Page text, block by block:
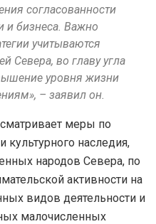
согласованности
и бизнеса. Важно
учитываются
Севера, во главу угла
уровня жизни
– заявил он.
меры по
культурного наследия,
народов Севера, по
активности на
видов деятельности и
малочисленных